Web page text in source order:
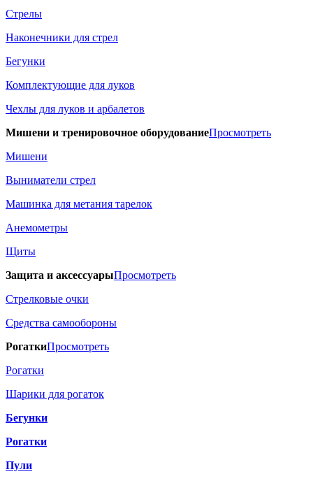
Стрелы
Наконечники для стрел
Бегунки
Комплектующие для луков
Чехлы для луков и арбалетов
Мишени и тренировочное оборудованиеПросмотреть
Мишени
Выниматели стрел
Машинка для метания тарелок
Анемометры
Щиты
Защита и аксессуарыПросмотреть
Стрелковые очки
Средства самообороны
РогаткиПросмотреть
Рогатки
Шарики для рогаток
Бегунки
Рогатки
Пули